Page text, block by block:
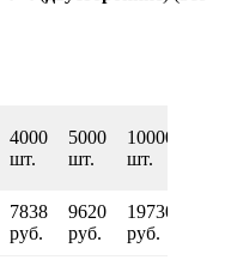
4000
шт.
5000
шт.
10000
шт.
7838
руб.
9620
руб.
19730
руб.